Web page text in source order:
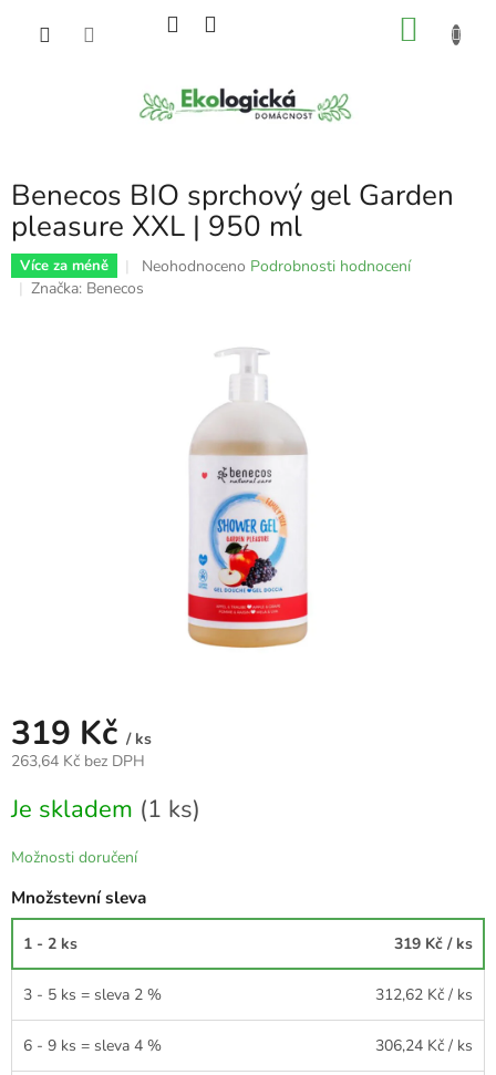
Benecos BIO sprchový gel Garden
pleasure XXL | 950 ml
Více za méně
Průměrné
hodnocení
hvězdiček.
Neohodnoceno Podrobnosti hodnocení
Značka: Benecos
319 Kč / ks
263,64 Kč bez DPH
cena:
Je skladem (1 ks)
Možnosti doručení
Množstevní sleva
1 - 2 ks 319 Kč / ks
3 - 5 ks = sleva 2 % 312,62 Kč / ks
6 - 9 ks = sleva 4 % 306,24 Kč / ks